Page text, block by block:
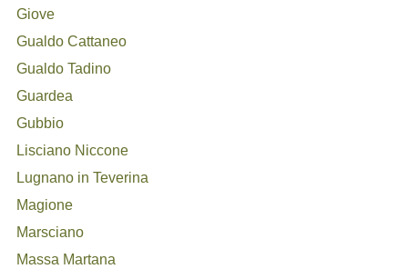
Giove
Gualdo Cattaneo
Gualdo Tadino
Guardea
Gubbio
Lisciano Niccone
Lugnano in Teverina
Magione
Marsciano
Massa Martana